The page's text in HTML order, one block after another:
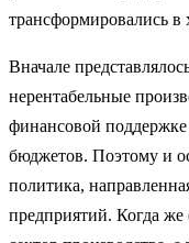
трансформировались в
Вначале
нерента­бельные
финансовой под­держке
бюджетов. Поэтому и
политика,
предприятий. Когда же